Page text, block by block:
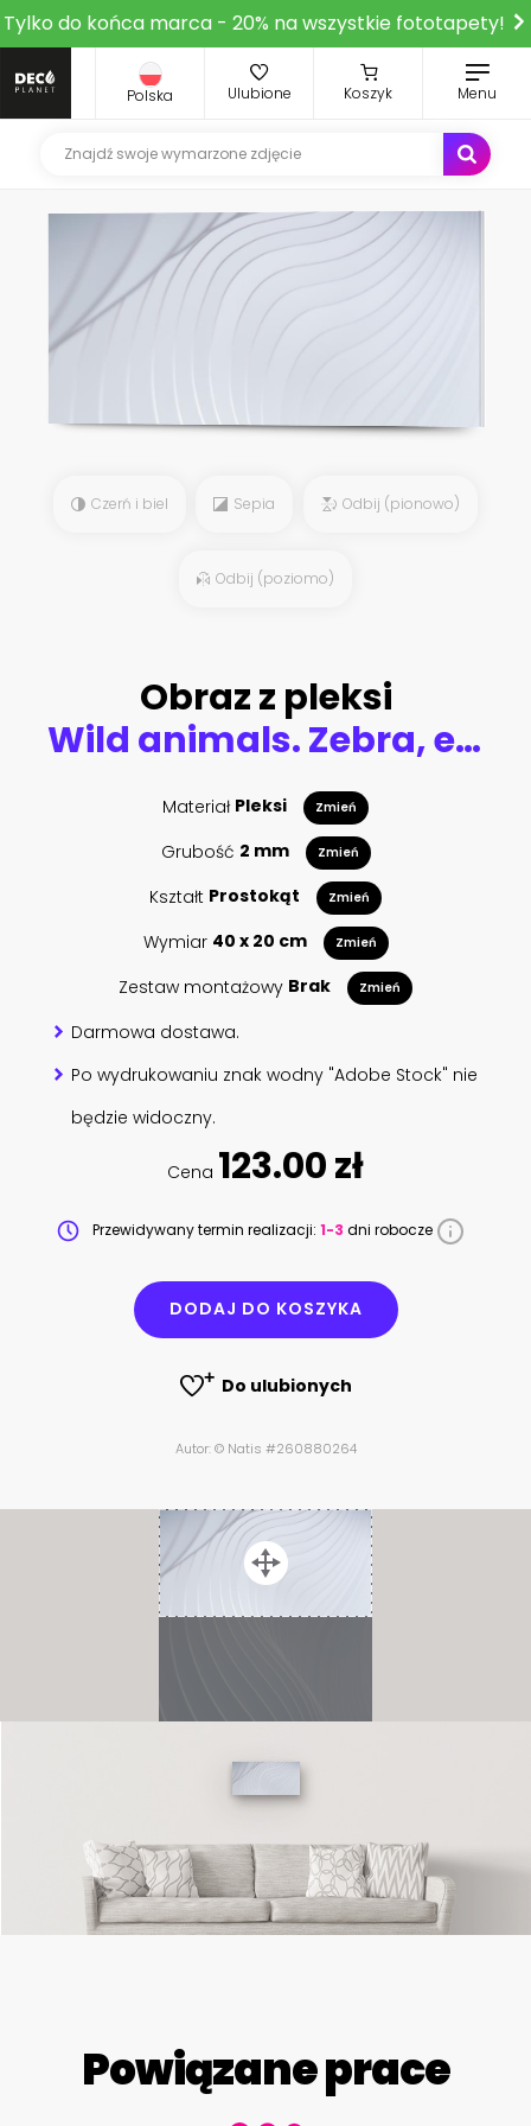
Tylko do końca marca - 20% na wszystkie fototapety!
Polska Ulubione Koszyk Menu
Czerń i biel Sepia Odbij (pionowo)
Odbij (poziomo)
Obraz z pleksi
Wild animals. Zebra, elephant, vulture, giraffe, panda, crocodile. 3d vector icon set
Materiał Pleksi Zmień
Grubość 2 mm Zmień
Kształt Prostokąt Zmień
Wymiar 40 x 20 cm Zmień
Zestaw montażowy Brak Zmień
Darmowa dostawa.
Po wydrukowaniu znak wodny "Adobe Stock" nie
będzie widoczny.
Cena 123.00 zł
Przewidywany termin realizacji: 1-3 dni robocze
DODAJ DO KOSZYKA
Do ulubionych
Autor: © Natis #260880264
Powiązane prace